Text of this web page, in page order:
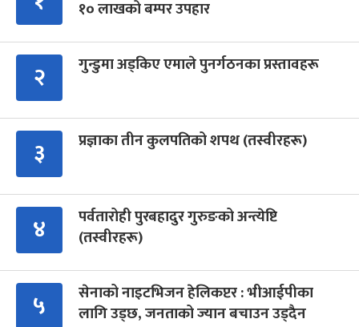
१० लाखको बम्पर उपहार
२ गुन्डुमा अड्किए एमाले पुनर्गठनका प्रस्तावहरू
३ प्रज्ञाका तीन कुलपतिको शपथ (तस्वीरहरू)
४
पर्वतारोही पुरबहादुर गुरुङको अन्त्येष्टि
(तस्वीरहरू)
५
सेनाको नाइटभिजन हेलिकप्टर : भीआईपीका
लागि उड्छ, जनताको ज्यान बचाउन उड्दैन